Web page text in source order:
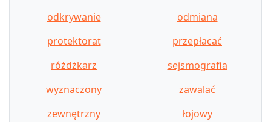
odkrywanie
odmiana
protektorat
przepłacać
różdżkarz
sejsmografia
wyznaczony
zawalać
zewnętrzny
łojowy